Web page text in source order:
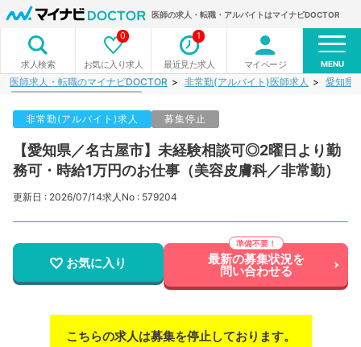
医師の求人・転職・アルバイトはマイナビDOCTOR
求人検索 お気に入り求人
0
最近見た求人
1
マイページ MENU
医師求人・転職のマイナビDOCTOR 非常勤(アルバイト)医師求人 愛知県
非常勤(アルバイト)求人 募集停止
【愛知県／名古屋市】未経験相談可◎2曜日より勤
務可・時給1万円のお仕事（美容皮膚科／非常勤）
更新日 : 2026/07/14求人No : 579204
お気に入り 最新の募集状況を
問い合わせる
こちらの求人は募集を停止しております。